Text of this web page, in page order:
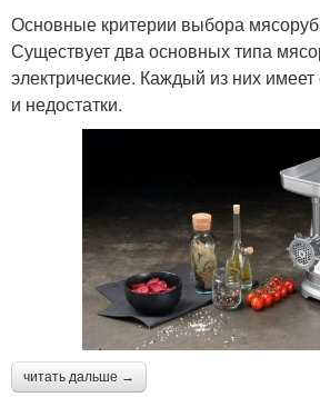
Основные критерии выбора
Существует два основных типа
электрические. Каждый из них
и недостатки.
читать дальше →